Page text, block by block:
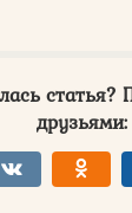
статья?
друзьями: